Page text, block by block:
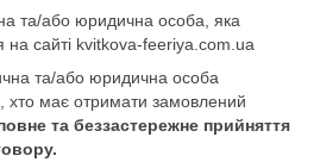
та/або юридична особа, яка
на сайті kvitkova-feeriya.com.ua
та/або юридична особа
хто має отримати замовлений
та беззастережне прийняття